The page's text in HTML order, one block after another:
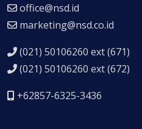
office@nsd.id
marketing@nsd.co.id
(021) 50106260 ext (671)
(021) 50106260 ext (672)
+62857-6325-3436